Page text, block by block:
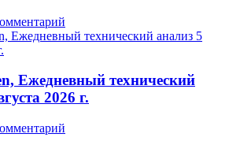
Ежедневный технический
2026 г.